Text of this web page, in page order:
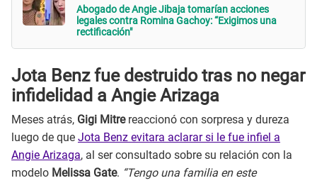
Abogado de Angie Jibaja tomarían acciones
legales contra Romina Gachoy: “Exigimos una
rectificación"
Jota Benz fue destruido tras no negar
infidelidad a Angie Arizaga
Meses atrás, Gigi Mitre reaccionó con sorpresa y dureza
luego de que Jota Benz evitara aclarar si le fue infiel a
Angie Arizaga, al ser consultado sobre su relación con la
modelo Melissa Gate. “Tengo una familia en este